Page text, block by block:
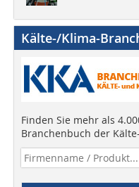
Kälte-/Klima-
Finden Sie mehr als
Branchenbuch der